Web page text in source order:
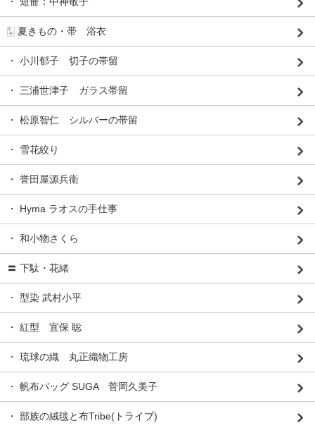
🀧 夏きもの・帯 浴衣
・ 小川郁子 切子の帯留
・ 三浦世津子 ガラス帯留
・ 松原智仁 シルバーの帯留
・ 雪花絞り
・ 誉田屋源兵衛
・ Hyma ラオスの手仕事
・ 和小物さくら
〓 下駄・花緒
・ 型染 武村小平
・ 紅型 宜保 聡
・ 琉球の織 丸正織物工房
・ 帆布バッグ SUGA 菅岡久美子
・ 部族の絨毯と布Tribe(トライブ)